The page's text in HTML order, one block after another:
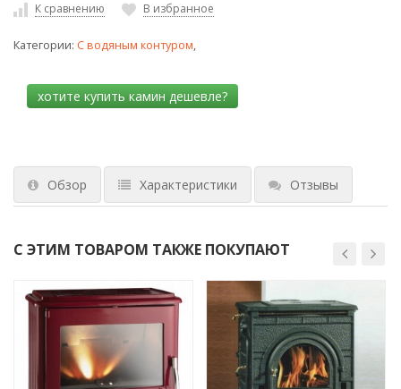
К сравнению В избранное
Категории: С водяным контуром,
Обзор Характеристики Отзывы
С ЭТИМ ТОВАРОМ ТАКЖЕ ПОКУПАЮТ